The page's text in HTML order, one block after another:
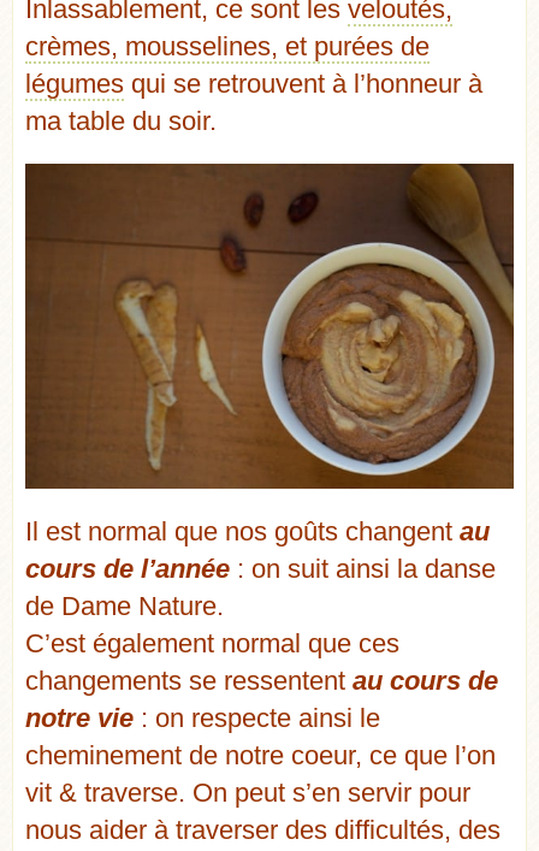
Inlassablement, ce sont les veloutés,
crèmes, mousselines, et purées de
légumes qui se retrouvent à l’honneur à
ma table du soir.
Il est normal que nos goûts changent au
cours de l’année : on suit ainsi la danse
de Dame Nature.
C’est également normal que ces
changements se ressentent au cours de
notre vie : on respecte ainsi le
cheminement de notre coeur, ce que l’on
vit & traverse. On peut s’en servir pour
nous aider à traverser des difficultés, des